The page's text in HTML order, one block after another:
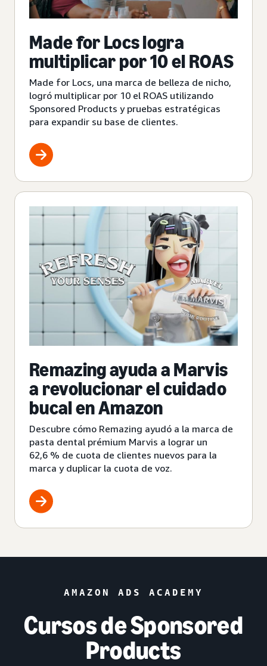
Made for Locs logra
multiplicar por 10 el ROAS
Made for Locs, una marca de belleza de nicho,
logró multiplicar por 10 el ROAS utilizando
Sponsored Products y pruebas estratégicas
para expandir su base de clientes.
Remazing ayuda a Marvis
a revolucionar el cuidado
bucal en Amazon
Descubre cómo Remazing ayudó a la marca de
pasta dental prémium Marvis a lograr un
62,6 % de cuota de clientes nuevos para la
marca y duplicar la cuota de voz.
AMAZON ADS ACADEMY
Cursos de Sponsored
Products